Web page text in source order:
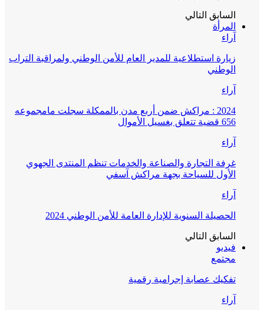
السابق التالي
المرأة
آراء
زيارة استطلاعية للمدير العام للأمن الوطني ولمراقبة التراب
الوطني
آراء
2024 : مراكش ضمن أربع مدن بالممكلة سجلت مامجموعه
656 قضية تتعلق بغسيل الأموال
آراء
غرفة التجارة والصناعة والخدمات تنظم المنتدى الجهوي
الأول للسياحة بجهة مراكش آسفي
آراء
الحصيلة السنوية للإدارة العامة للأمن الوطني 2024
السابق التالي
فيديو
مجتمع
تفكيك عصابة إجرامية رقمية
آراء